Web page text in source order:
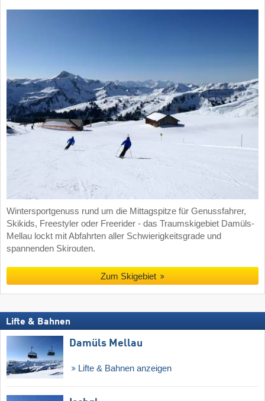
Wintersportgenuss rund um die Mittagspitze für Genussfahrer,
Skikids, Freestyler oder Freerider - das Traumskigebiet Damüls-
Mellau lockt mit Abfahrten aller Schwierigkeitsgrade und
spannenden Skirouten.
Zum Skigebiet
Lifte & Bahnen
Damüls Mellau
Lifte & Bahnen anzeigen